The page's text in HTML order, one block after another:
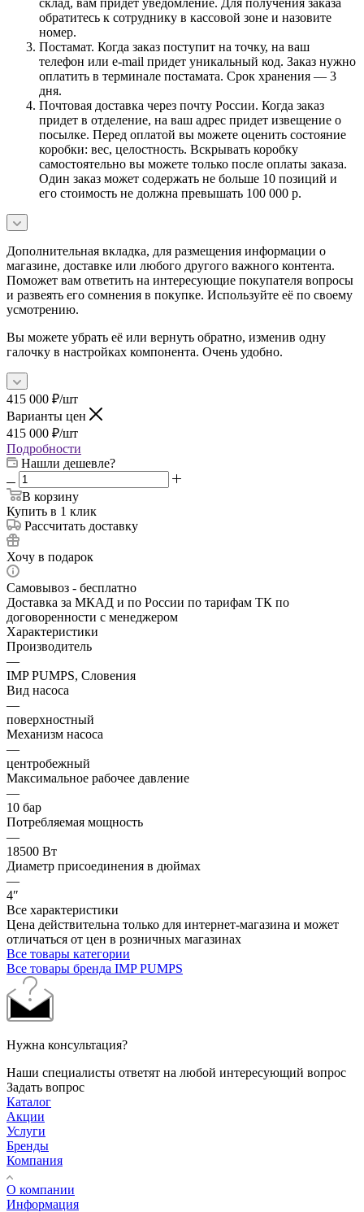
обратитесь к сотруднику в кассовой зоне и назовите
номер.
Постамат. Когда заказ поступит на точку, на ваш
телефон или e-mail придет уникальный код. Заказ нужно
оплатить в терминале постамата. Срок хранения — 3
дня.
Почтовая доставка через почту России. Когда заказ
придет в отделение, на ваш адрес придет извещение о
посылке. Перед оплатой вы можете оценить состояние
коробки: вес, целостность. Вскрывать коробку
самостоятельно вы можете только после оплаты заказа.
Один заказ может содержать не больше 10 позиций и
его стоимость не должна превышать 100 000 р.
Дополнительная вкладка, для размещения информации о
магазине, доставке или любого другого важного контента.
Поможет вам ответить на интересующие покупателя вопросы
и развеять его сомнения в покупке. Используйте её по своему
усмотрению.
Вы можете убрать её или вернуть обратно, изменив одну
галочку в настройках компонента. Очень удобно.
415 000 ₽/шт
Варианты цен
415 000 ₽/шт
Подробности
Нашли дешевле?
В корзину
Купить в 1 клик
Рассчитать доставку
Хочу в подарок
Самовывоз - бесплатно
Доставка за МКАД и по России по тарифам ТК по
договоренности с менеджером
Характеристики
Производитель
—
IMP PUMPS, Словения
Вид насоса
—
поверхностный
Механизм насоса
—
центробежный
Максимальное рабочее давление
—
10 бар
Потребляемая мощность
—
18500 Вт
Диаметр присоединения в дюймах
—
4″
Все характеристики
Цена действительна только для интернет-магазина и может
отличаться от цен в розничных магазинах
Все товары категории
Все товары бренда IMP PUMPS
Нужна консультация?
Наши специалисты ответят на любой интересующий вопрос
Задать вопрос
Каталог
Акции
Услуги
Бренды
Компания
О компании
Информация